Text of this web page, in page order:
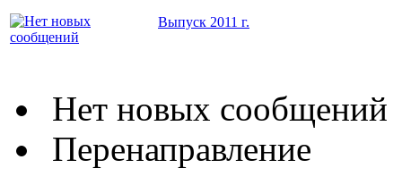
Выпуск 2011 г.
Нет новых сообщений
Перенаправление